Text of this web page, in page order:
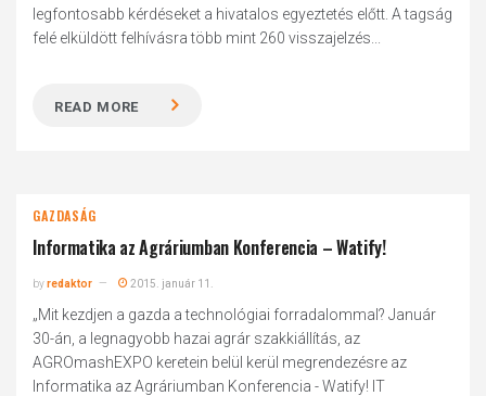
legfontosabb kérdéseket a hivatalos egyeztetés előtt. A tagság
felé elküldött felhívásra több mint 260 visszajelzés...
READ MORE
GAZDASÁG
Informatika az Agráriumban Konferencia – Watify!
byredaktor 2015. január 11.
„Mit kezdjen a gazda a technológiai forradalommal? Január
30-án, a legnagyobb hazai agrár szakkiállítás, az
AGROmashEXPO keretein belül kerül megrendezésre az
Informatika az Agráriumban Konferencia - Watify! IT